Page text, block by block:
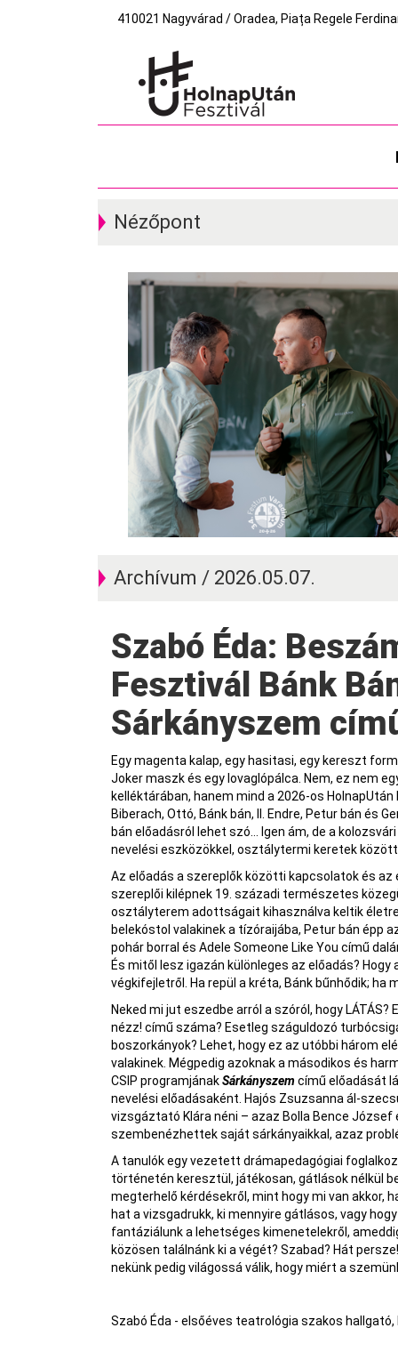
410021 Nagyvárad / Oradea, Piața Regele
Nézőpont
Archívum / 2026.05.07.
Szabó Éda: Beszámoló a 14. HolnapUtán
Fesztivál Bánk
Sárkányszem
Egy magenta kalap, egy hasitasi, egy kereszt
Joker maszk és egy lovaglópálca. Nem, ez nem
kelléktárában, hanem mind a 2026-os
Biberach, Ottó, Bánk bán, II. Endre, Petur bán és
bán előadásról lehet szó… Igen ám, de a
nevelési eszközökkel, osztálytermi keretek
Az előadás a szereplők közötti kapcsolatok és
szereplői kilépnek 19. századi természetes
osztályterem adottságait kihasználva keltik
belekóstol valakinek a tízóraijába, Petur bán épp
pohár borral és Adele Someone Like You című
És mitől lesz igazán különleges az előadás?
végkifejletről. Ha repül a kréta, Bánk bűnhődik; ha
Neked mi jut eszedbe arról a szóról, hogy
nézz! című száma? Esetleg száguldozó
boszorkányok? Lehet, hogy ez az utóbbi három
valakinek. Mégpedig azoknak a másodikos és
CSIP programjánakSárkányszem című előadását
nevelési előadásaként. Hajós Zsuzsanna ál-
vizsgáztató Klára néni – azaz Bolla Bence
szembenézhettek saját sárkányaikkal, azaz
A tanulók egy vezetett drámapedagógiai
történetén keresztül, játékosan, gátlások nélkül
megterhelő kérdésekről, mint hogy mi van akkor,
hat a vizsgadrukk, ki mennyire gátlásos, vagy
fantáziálunk a lehetséges kimenetelekről,
közösen találnánk ki a végét? Szabad? Hát
nekünk pedig világossá válik, hogy miért a
Szabó Éda - elsőéves teatrológia szakos